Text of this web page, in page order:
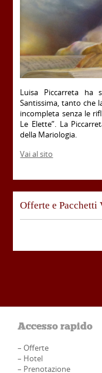
Luisa Piccarreta ha
Santissima, tanto che
incompleta senza le
Le Elette”. La
della Mariologia.
Vai al sito
Offerte e Pacchetti
Accesso rapido
–Offerte
– Hotel
– Prenotazione